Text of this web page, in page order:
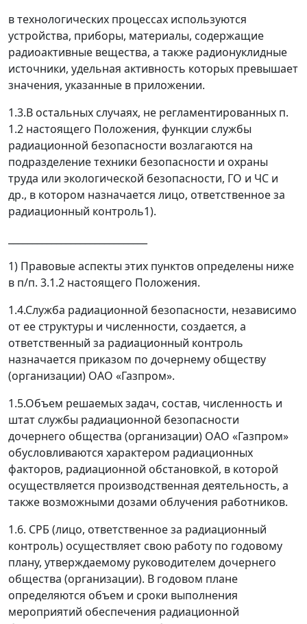
в технологических процессах используются
устройства, приборы, материалы, содержащие
радиоактивные вещества, а также радионуклидные
источники, удельная активность которых превышает
значения, указанные в приложении.
1.3.В остальных случаях, не регламентированных п.
1.2 настоящего Положения, функции службы
радиационной безопасности возлагаются на
подразделение техники безопасности и охраны
труда или экологической безопасности, ГО и ЧС и
др., в котором назначается лицо, ответственное за
радиационный контроль1).
1) Правовые аспекты этих пунктов определены ниже
в п/п. 3.1.2 настоящего Положения.
1.4.Служба радиационной безопасности, независимо
от ее структуры и численности, создается, а
ответственный за радиационный контроль
назначается приказом по дочернему обществу
(организации) ОАО «Газпром».
1.5.Объем решаемых задач, состав, численность и
штат службы радиационной безопасности
дочернего общества (организации) ОАО «Газпром»
обусловливаются характером радиационных
факторов, радиационной обстановкой, в которой
осуществляется производственная деятельность, а
также возможными дозами облучения работников.
1.6. СРБ (лицо, ответственное за радиационный
контроль) осуществляет свою работу по годовому
плану, утверждаемому руководителем дочернего
общества (организации). В годовом плане
определяются объем и сроки выполнения
мероприятий обеспечения радиационной